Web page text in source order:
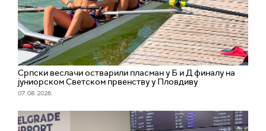
Српски веслачи остварили пласман у Б и Д финалу на
јуниорском Светском првенству у Пловдиву
07. 08. 2026.